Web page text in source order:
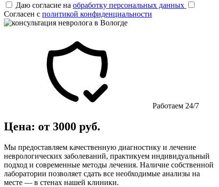
Даю согласие на обработку персональных данных
Согласен с политикой конфиденциальности
Работаем 24/7
Цена: от 3000 руб.
Мы предоставляем качественную диагностику и лечение
неврологических заболеваний, практикуем индивидуальный
подход и современные методы лечения. Наличие собственной
лаборатории позволяет сдать все необходимые анализы на
месте — в стенах нашей клиники.